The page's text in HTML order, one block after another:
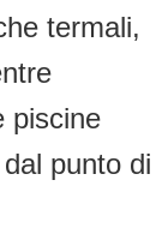
termali,
piscine
punto di